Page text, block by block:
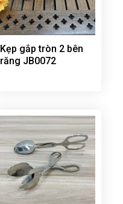
Kẹp gắp tròn 2 bên
răng JB0072